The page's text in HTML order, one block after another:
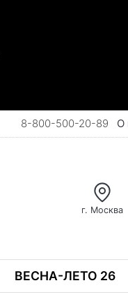
8-800-500-20-89 О
г. Москва
ВЕСНА-ЛЕТО 26